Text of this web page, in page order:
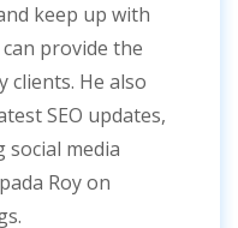
keep up with
provide the
clients. He also
SEO updates,
social media
Roy on